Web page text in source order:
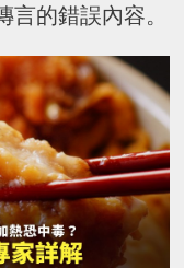
的錯誤內容。